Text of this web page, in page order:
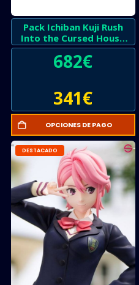
Pack Ichiban Kuji Rush
Into the Cursed House
Dandadan
682€
341€
OPCIONES DE PAGO
DESTACADO